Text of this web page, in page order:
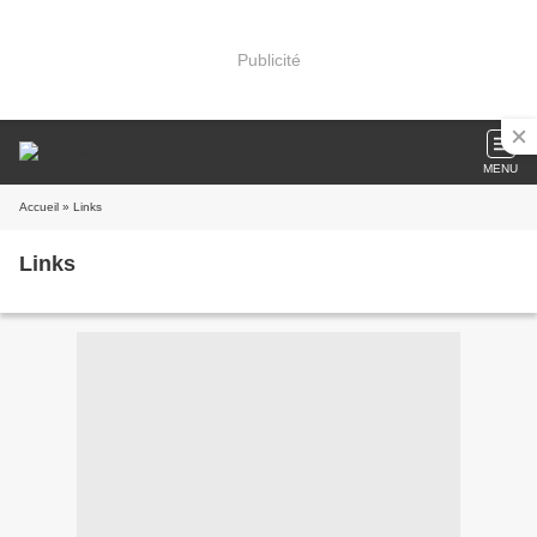
Publicité
MENU
Accueil » Links
Links